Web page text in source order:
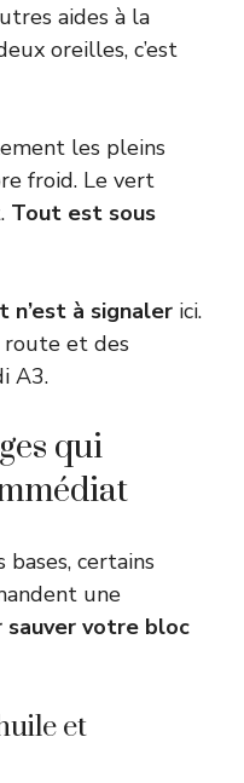
aides à la
oreilles, c’est
les pleins
froid. Le vert
Tout est sous
n’est à signaler ici.
et des
A3.
qui
certains
une
sauver votre bloc
et